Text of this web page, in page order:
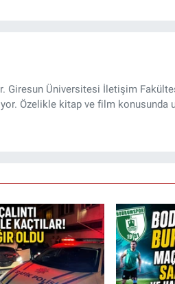
Giresun Üniversitesi İletişim
Özelikle kitap ve film konusunda